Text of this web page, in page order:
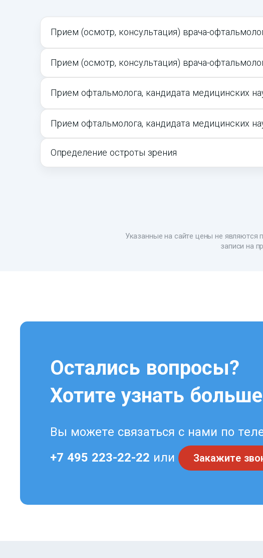
Прием (осмотр, консультация) врача-
Прием (осмотр, консультация) врача-
Прием офтальмолога, кандидата медицинских
Прием офтальмолога, кандидата медицинских
Определение остроты зрения
Указанные на сайте цены не являются
записи на
Остались вопросы?
Хотите узнать
Вы можете связаться с нами по
+7 495 223-22-22 или Закажите